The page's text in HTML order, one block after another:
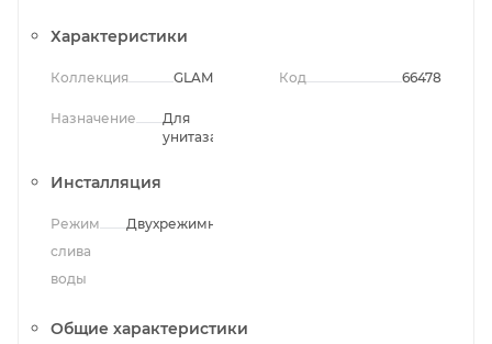
Характеристики
Коллекция GLAM
Назначение
Для
унитаза
Код 66478
Инсталляция
Режим
слива
воды
Двухрежимный
Общие характеристики